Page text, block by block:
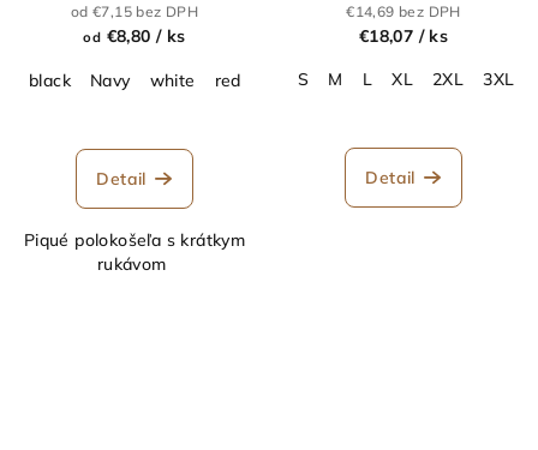
od €7,15 bez DPH
od €8,80 / ks
black Navy white red orange royal blue Heather
Detail
Piqué polokošeľa s krátkym
rukávom
€14,69 bez DPH
€18,07 / ks
S
M L XL 2XL 3XL
Detail